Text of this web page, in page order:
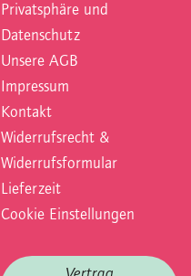
Privatsphäre und
Datenschutz
Unsere AGB
Impressum
Kontakt
Widerrufsrecht &
Widerrufsformular
Lieferzeit
Cookie Einstellungen